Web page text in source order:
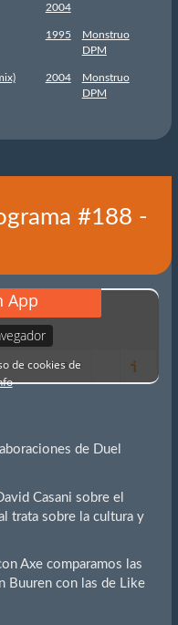
2004
1995
Monstruo
DPM
2004
Monstruo
DPM
#188 -
de Duel
Casani sobre el
trata sobre la cultura y
Axe comparamos las
Buuren con las de Like